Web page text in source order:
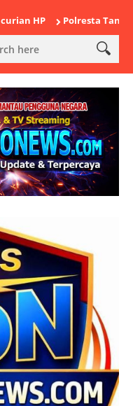
Polresta Tangerang